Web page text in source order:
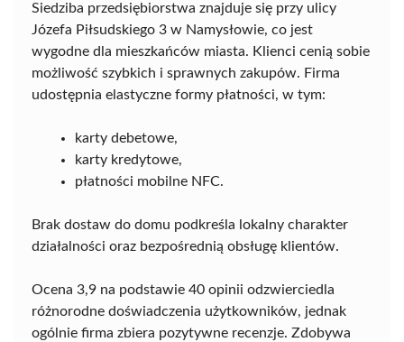
Siedziba przedsiębiorstwa znajduje się przy ulicy
Józefa Piłsudskiego 3 w Namysłowie, co jest
wygodne dla mieszkańców miasta. Klienci cenią sobie
możliwość szybkich i sprawnych zakupów. Firma
udostępnia elastyczne formy płatności, w tym:
karty debetowe,
karty kredytowe,
płatności mobilne NFC.
Brak dostaw do domu podkreśla lokalny charakter
działalności oraz bezpośrednią obsługę klientów.
Ocena 3,9 na podstawie 40 opinii odzwierciedla
różnorodne doświadczenia użytkowników, jednak
ogólnie firma zbiera pozytywne recenzje. Zdobywa